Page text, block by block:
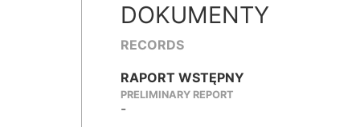
DOKUMENTY
RECORDS
RAPORT WSTĘPNY
PRELIMINARY REPORT
-